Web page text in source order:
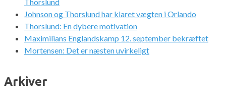
Johnson og Thorslund har klaret vægten i Orlando
Thorslund: En dybere motivation
Maximilians Englandskamp 12. september bekræftet
Mortensen: Det er næsten uvirkeligt
Arkiver